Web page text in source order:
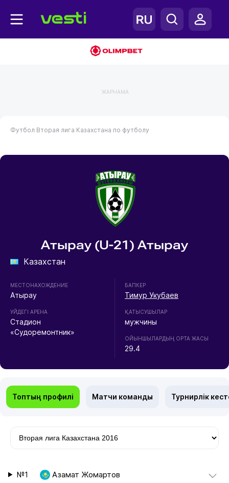
ЖАРНАМА
Футбол Вторая лига Казахстана по футболу
Атырау (U-21) Атырау
Казахстан
МЕСТОНАХОЖДЕНИЕ
Атырау
УЙДЕГІ АРЕНА
Стадион
«Судоремонтник»
БАПКЕР
Тимур Укубаев
ҚАТЫСУШЫЛАР
мужчины
ОЙЫНШЫЛАРДЫҢ ОРТА ЖАСЫ
29.4
Топтың профилі Матчи команды Турнирлік
№1 Азамат Жомартов